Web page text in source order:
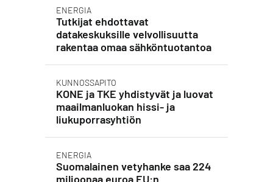
ENERGIA
Tutkijat ehdottavat
datakeskuksille velvollisuutta
rakentaa omaa sähköntuotantoa
KUNNOSSAPITO
KONE ja TKE yhdistyvät ja luovat
maailmanluokan hissi- ja
liukuporrasyhtiön
ENERGIA
Suomalainen vetyhanke saa 224
miljoonaa euroa EU:n